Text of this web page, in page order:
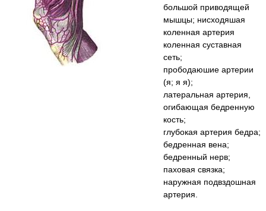
большой приводящей
мышцы; нисходяшая
коленная артерия
коленная суставная
сеть;
прободаюшие артерии
(я; я я);
латеральная артерия,
огибающая бедренную
кость;
глубокая артерия бедра;
бедренная вена;
бедренный нерв;
паховая связка;
наружная подвздошная
артерия.